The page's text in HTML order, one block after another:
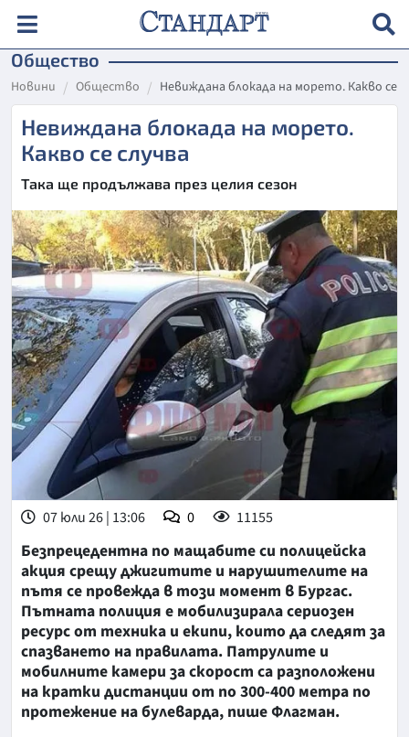
Общество
Новини Общество Невиждана блокада на морето. Какво се
Невиждана блокада на морето.
Какво се случва
Така ще продължава през целия сезон
07 юли 26 | 13:06 0 11155
Безпрецедентна по мащабите си полицейска
акция срещу джигитите и нарушителите на
пътя се провежда в този момент в Бургас.
Пътната полиция е мобилизирала сериозен
ресурс от техника и екипи, които да следят за
спазването на правилата. Патрулите и
мобилните камери за скорост са разположени
на кратки дистанции от по 300-400 метра по
протежение на булеварда, пише Флагман.